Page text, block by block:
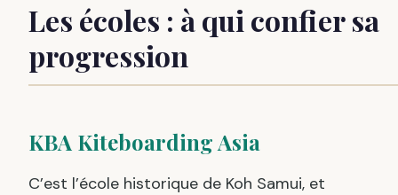
Les écoles : à qui confier sa
progression
KBA Kiteboarding Asia
C’est l’école historique de Koh Samui, et